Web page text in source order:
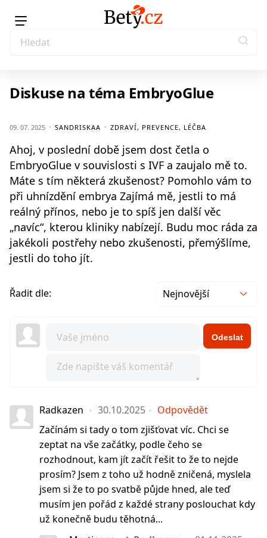
Diskuse na téma EmbryoGlue
09. 07. 2025 SANDRISKAA ZDRAVÍ, PREVENCE, LÉČBA
Ahoj, v poslední době jsem dost četla o
EmbryoGlue v souvislosti s IVF a zaujalo mě to.
Máte s tím některá zkušenost? Pomohlo vám to
při uhnízdění embrya Zajímá mě, jestli to má
reálný přínos, nebo je to spíš jen další věc
„navíc“, kterou kliniky nabízejí. Budu moc ráda za
jakékoli postřehy nebo zkušenosti, přemýšlíme,
jestli do toho jít.
Řadit dle: Nejnovější
Odeslat
Radkazen 30.10.2025
Odpovědět
Začínám si tady o tom zjišťovat víc. Chci se
zeptat na vše začátky, podle čeho se
rozhodnout, kam jít začít řešit to že to nejde
prosím? Jsem z toho už hodně zničená, myslela
jsem si že to po svatbě půjde hned, ale teď
musím jen pořád z každé strany poslouchat kdy
už konečně budu těhotná...